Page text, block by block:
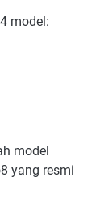
model:
model
yang resmi